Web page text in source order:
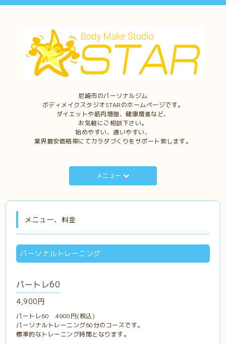
尼崎市のパーソナルジム
ボディメイクスタジオSTARのホームページです。
ダイエットや筋肉増強、健康増進など、
お気軽にご相談下さい。
始めやすい、通いやすい、
業界最安価格帯にてカラダづくりをサポート致します。
メニュー
メニュー、料金
パーソナルトレーニング
パートレ60
4,900円
パートレ60 4900円(税込)
パーソナルトレーニング60分のコースです。
標準的なトレーニング時間となります。